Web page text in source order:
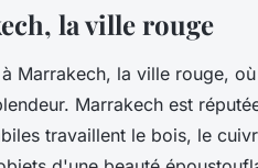
la ville rouge
à Marrakech, la ville rouge,
Marrakech est
travaillent le bois, le